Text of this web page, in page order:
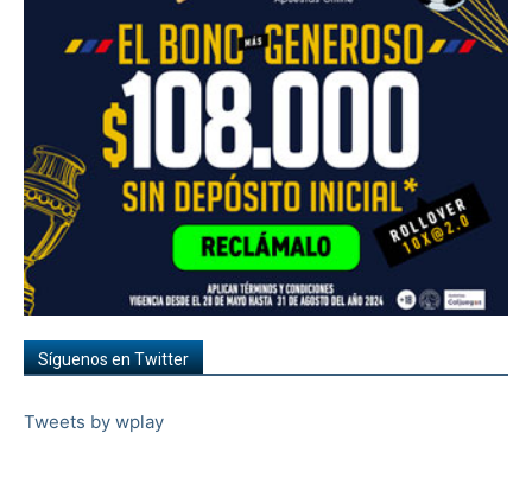
Síguenos en Twitter
Tweets by wplay